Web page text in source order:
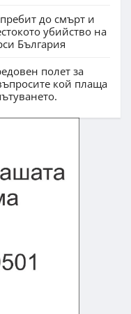
до смърт и
убийство на
България
полет за
кой плаща